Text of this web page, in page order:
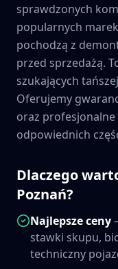
sprawdzonych
popularnych
pochodzą z
przed sprzedażą.
szukających
Oferujemy
oraz
odpowiednich
Dlaczego
Poznań?
Najlepsze ceny
stawki skupu,
techniczny